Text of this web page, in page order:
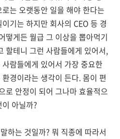
는 오랫동안 일을 해야 한다는
기는 하지만 회사의 CEO 등 경
떻게든 월급 그 이상을 뽑아먹기
할테니 그런 사람들에게 있어서,
람들에게 있어서 가장 중요한
경이라는 생각이 든다. 몸이 편
로 안정이 되어 그나마 효율적으
아닐까?
하는 것일까? 뭐 직종에 따라서